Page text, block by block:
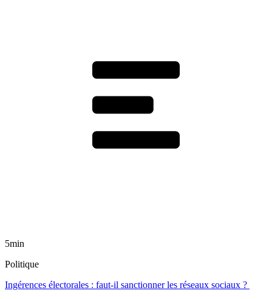
5min
Politique
Ingérences électorales : faut-il sanctionner les réseaux sociaux ?